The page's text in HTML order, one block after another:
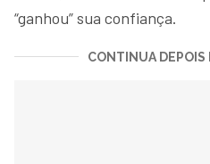
“ganhou” sua confiança.
CONTINUA DEPOIS